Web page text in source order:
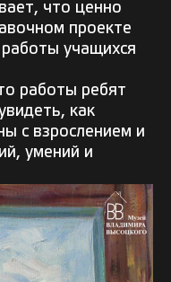
что ценно
проекте
учащихся
работы ребят
как
с взрослением и
умений и